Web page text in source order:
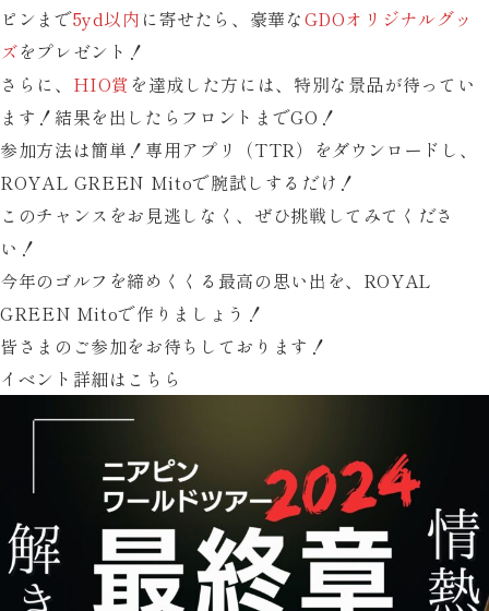
ピンまで5yd以内 に寄せたら、豪華なGDOオリジナルグッ
ズをプレゼント！
さらに、 HIO賞を達成した方には、特別な景品が待ってい
ます！結果を出したらフロントまでGO！
参加方法は簡単！専用アプリ（TTR）をダウンロードし、
ROYAL GREEN Mitoで腕試しするだけ！
このチャンスをお見逃しなく、ぜひ挑戦してみてくださ
い！
今年のゴルフを締めくくる最高の思い出を、ROYAL
GREEN Mitoで作りましょう！
皆さまのご参加をお待ちしております！
イベント詳細はこちら